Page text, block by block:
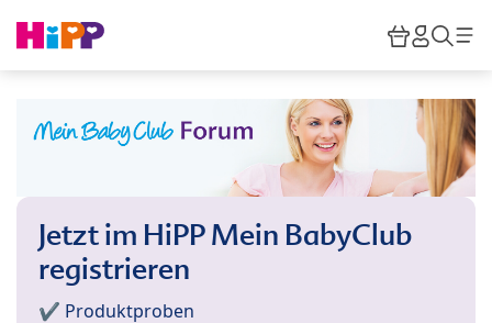
HiPP
Jetzt im HiPP Mein BabyClub
registrieren
✔️ Produktproben